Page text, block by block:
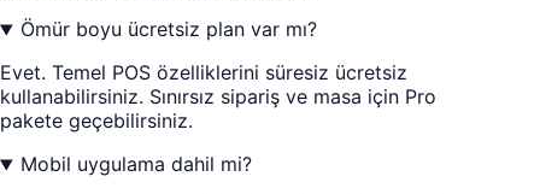
Ömür boyu ücretsiz plan var mı?
Evet. Temel POS özelliklerini süresiz ücretsiz
kullanabilirsiniz. Sınırsız sipariş ve masa için Pro
pakete geçebilirsiniz.
Mobil uygulama dahil mi?